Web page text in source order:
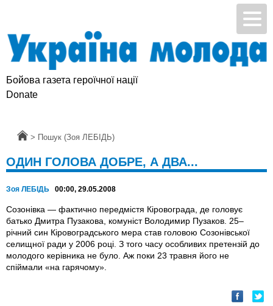
Бойова газета героїчної нації
Donate
Головна
> Пошук (Зоя ЛЕБІДЬ)
ОДИН ГОЛОВА ДОБРЕ, А ДВА...
Зоя ЛЕБІДЬ 00:00, 29.05.2008
Созонівка — фактично передмістя Кіровограда, де головує
батько Дмитра Пузакова, комуніст Володимир Пузаков. 25–
річний син Кіровоградського мера став головою Созонівської
селищної ради у 2006 році. З того часу особливих претензій до
молодого керівника не було. Аж поки 23 травня його не
спіймали «на гарячому».